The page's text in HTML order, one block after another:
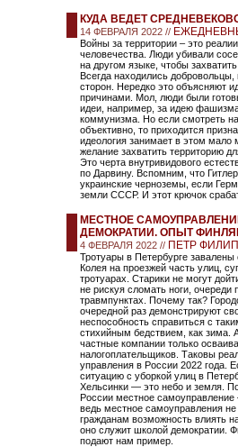
КУДА ВЕДЕТ
14 ФЕВРАЛЯ 2022 //
Войны за территории – это
человечества. Люди убивали
на другом языке, чтобы
Всегда находились добровольцы,
сторон. Нередко это объясняют
причинами. Мол, люди были
идеи, например, за идею
коммунизма. Но если смотреть
объективно, то приходится
идеология занимает в этом мало
желание захватить территорию
Это черта внутривидового
по Дарвину. Вспомним, что
украинские черноземы, если
земли СССР. И этот крючок
МЕСТНОЕ
ДЕМОКРАТИИ. ОПЫТ
4 ФЕВРАЛЯ 2022 // ПЕТР
Тротуары в Петербурге завалены
Колея на проезжей часть улиц,
тротуарах. Старики не могут
не рискуя сломать ноги, очереди
травмпунктах. Почему так?
очередной раз демонстрируют
неспособность справиться с
стихийным бедствием, как зима.
частные компании только
налогоплательщиков. Таковы
управления в России 2022 года.
ситуацию с уборкой улиц в
Хельсинки — это небо и земля.
России местное
ведь местное самоуправления не
гражданам возможность влиять
оно служит школой демократии.
подают нам пример.